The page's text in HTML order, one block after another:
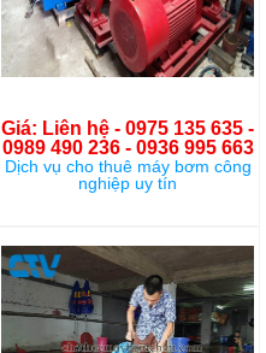
Giá: Liên hệ - 0975 135 635 -
0989 490 236 - 0936 995 663
Dịch vụ cho thuê máy bơm công
nghiệp uy tín